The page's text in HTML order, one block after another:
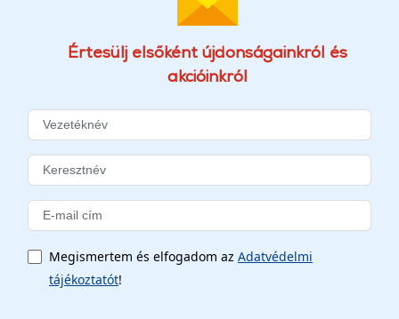
Értesülj elsőként újdonságainkról és
akcióinkról
Megismertem és elfogadom az Adatvédelmi
tájékoztatót!